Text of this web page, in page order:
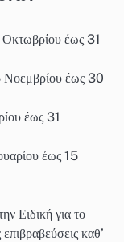
έως 31
Νοεμβρίου έως 30
έως 31
έως 15
Ειδική για το
καθ’